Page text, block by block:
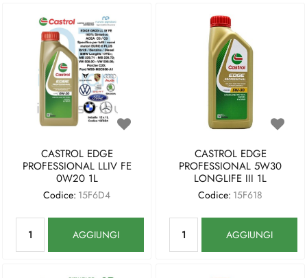
CASTROL EDGE
PROFESSIONAL LLIV FE
0W20 1L
Codice: 15F6D4
AGGIUNGI
CASTROL EDGE
PROFESSIONAL 5W30
LONGLIFE III 1L
Codice: 15F618
AGGIUNGI